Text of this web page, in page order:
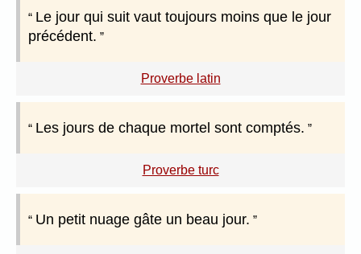
Le jour qui suit vaut toujours moins que le jour
précédent.
Proverbe latin
Les jours de chaque mortel sont comptés.
Proverbe turc
Un petit nuage gâte un beau jour.